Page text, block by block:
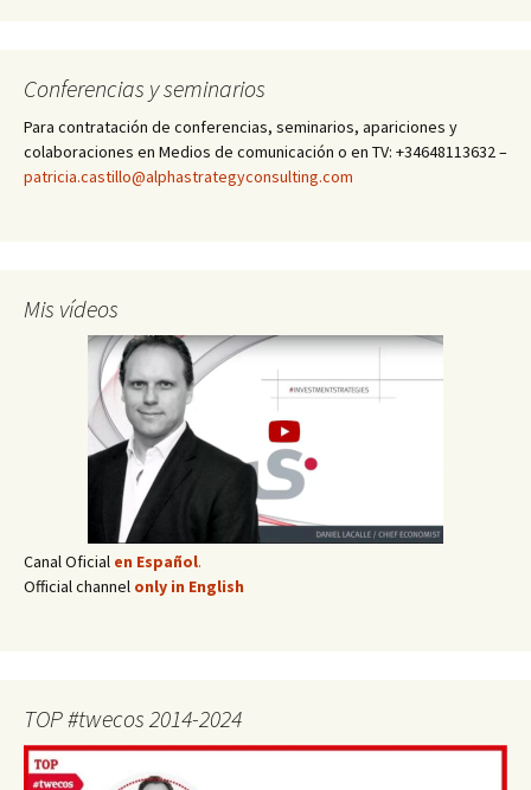
Conferencias y seminarios
Para contratación de conferencias, seminarios, apariciones y
colaboraciones en Medios de comunicación o en TV: +34648113632 –
patricia.castillo@alphastrategyconsulting.com
Mis vídeos
Canal Oficial en Español.
Official channel only in English
TOP #twecos 2014-2024